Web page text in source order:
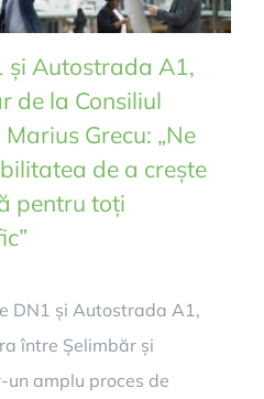
și Autostrada A1,
de la Consiliul
Grecu: „Ne
de a crește
pentru toți
DN1 și Autostrada A1,
între Șelimbăr și
amplu proces de